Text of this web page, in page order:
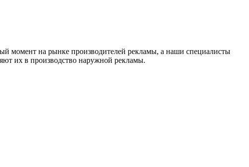
момент на рынке производителей рекламы, а наши специалисты
их в производство наружной рекламы.